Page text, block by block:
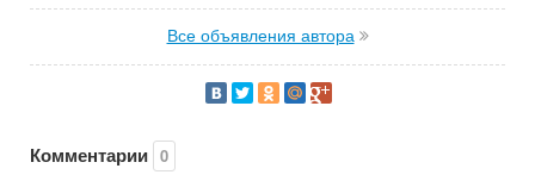
Все объявления автора
Комментарии 0